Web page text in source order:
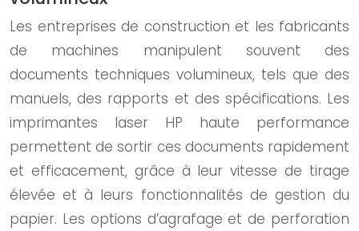
Les entreprises de construction et les fabricants
de machines manipulent souvent des
documents techniques volumineux, tels que des
manuels, des rapports et des spécifications. Les
imprimantes laser HP haute performance
permettent de sortir ces documents rapidement
et efficacement, grâce à leur vitesse de tirage
élevée et à leurs fonctionnalités de gestion du
papier. Les options d’agrafage et de perforation